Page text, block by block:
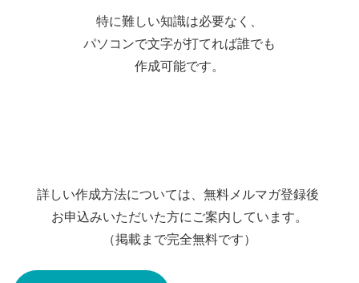
特に難しい知識は必要なく、
パソコンで文字が打てれば誰でも
作成可能です。
詳しい作成方法については、無料メルマガ登録後
お申込みいただいた方にご案内しています。
（掲載まで完全無料です）